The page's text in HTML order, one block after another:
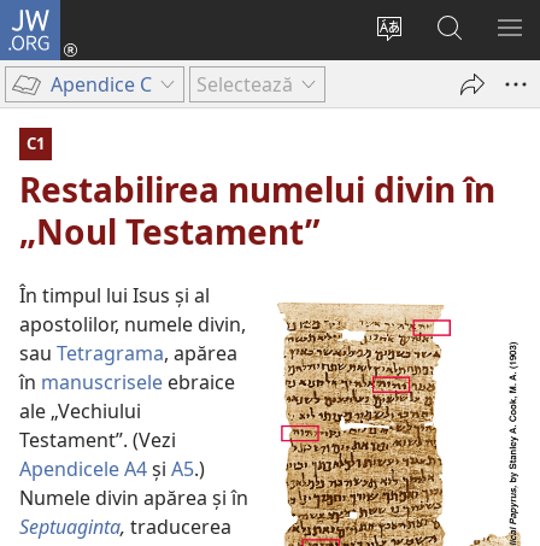
JW.ORG
Schimbaţi
site-
Conectează-
nouă)
Căutați
pe
JW.ORG
Apendice C Selectează
C1
Restabilirea numelui divin în
„Noul Testament”
În timpul lui Isus și al
apostolilor, numele divin,
sau Tetragrama, apărea
în manuscrisele ebraice
ale „Vechiului
Testament”. (Vezi
Apendicele A4și A5.)
Numele divin apărea și în
Septuaginta, traducerea